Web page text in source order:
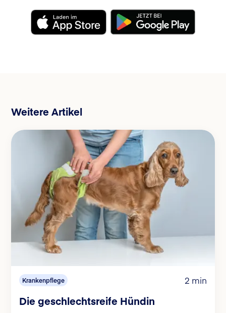
Weitere Artikel
Krankenpflege 2 min
Die geschlechtsreife Hündin